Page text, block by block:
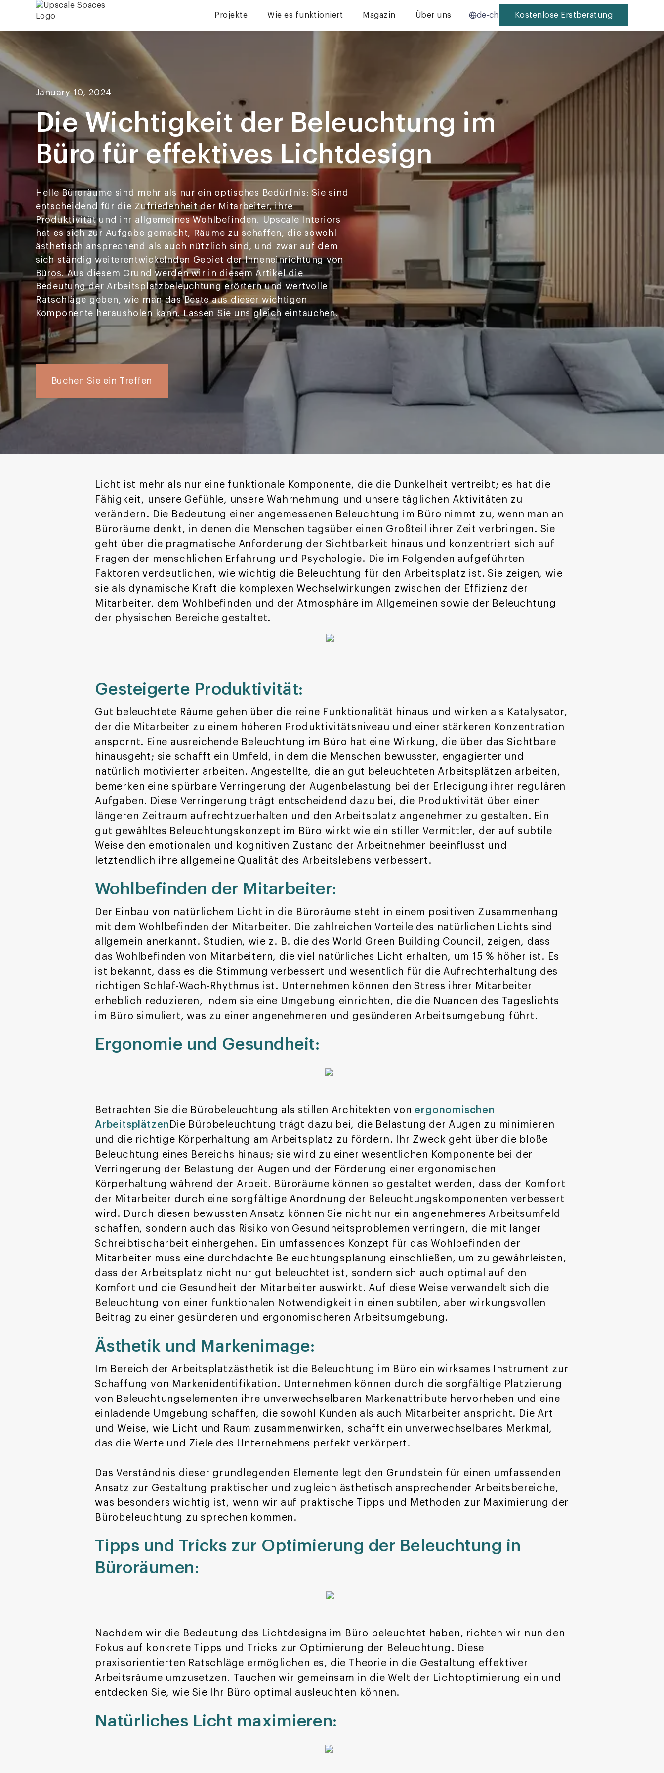
Projekte Wie es funktioniert Magazin Über uns de-ch Kostenlose Erstberatung
January 10, 2024
Die Wichtigkeit der Beleuchtung im
Büro für effektives Lichtdesign
Helle Büroräume sind mehr als nur ein optisches Bedürfnis: Sie sind
entscheidend für die Zufriedenheit der Mitarbeiter, ihre
Produktivität und ihr allgemeines Wohlbefinden. Upscale Interiors
hat es sich zur Aufgabe gemacht, Räume zu schaffen, die sowohl
ästhetisch ansprechend als auch nützlich sind, und zwar auf dem
sich ständig weiterentwickelnden Gebiet der Inneneinrichtung von
Büros. Aus diesem Grund werden wir in diesem Artikel die
Bedeutung der Arbeitsplatzbeleuchtung erörtern und wertvolle
Ratschläge geben, wie man das Beste aus dieser wichtigen
Komponente herausholen kann. Lassen Sie uns gleich eintauchen.
Buchen Sie ein Treffen
Licht ist mehr als nur eine funktionale Komponente, die die Dunkelheit vertreibt; es hat die
Fähigkeit, unsere Gefühle, unsere Wahrnehmung und unsere täglichen Aktivitäten zu
verändern. Die Bedeutung einer angemessenen Beleuchtung im Büro nimmt zu, wenn man an
Büroräume denkt, in denen die Menschen tagsüber einen Großteil ihrer Zeit verbringen. Sie
geht über die pragmatische Anforderung der Sichtbarkeit hinaus und konzentriert sich auf
Fragen der menschlichen Erfahrung und Psychologie. Die im Folgenden aufgeführten
Faktoren verdeutlichen, wie wichtig die Beleuchtung für den Arbeitsplatz ist. Sie zeigen, wie
sie als dynamische Kraft die komplexen Wechselwirkungen zwischen der Effizienz der
Mitarbeiter, dem Wohlbefinden und der Atmosphäre im Allgemeinen sowie der Beleuchtung
der physischen Bereiche gestaltet.
Gesteigerte Produktivität:
Gut beleuchtete Räume gehen über die reine Funktionalität hinaus und wirken als Katalysator,
der die Mitarbeiter zu einem höheren Produktivitätsniveau und einer stärkeren Konzentration
anspornt. Eine ausreichende Beleuchtung im Büro hat eine Wirkung, die über das Sichtbare
hinausgeht; sie schafft ein Umfeld, in dem die Menschen bewusster, engagierter und
natürlich motivierter arbeiten. Angestellte, die an gut beleuchteten Arbeitsplätzen arbeiten,
bemerken eine spürbare Verringerung der Augenbelastung bei der Erledigung ihrer regulären
Aufgaben. Diese Verringerung trägt entscheidend dazu bei, die Produktivität über einen
längeren Zeitraum aufrechtzuerhalten und den Arbeitsplatz angenehmer zu gestalten. Ein
gut gewähltes Beleuchtungskonzept im Büro wirkt wie ein stiller Vermittler, der auf subtile
Weise den emotionalen und kognitiven Zustand der Arbeitnehmer beeinflusst und
letztendlich ihre allgemeine Qualität des Arbeitslebens verbessert.
Wohlbefinden der Mitarbeiter:
Der Einbau von natürlichem Licht in die Büroräume steht in einem positiven Zusammenhang
mit dem Wohlbefinden der Mitarbeiter. Die zahlreichen Vorteile des natürlichen Lichts sind
allgemein anerkannt. Studien, wie z. B. die des World Green Building Council, zeigen, dass
das Wohlbefinden von Mitarbeitern, die viel natürliches Licht erhalten, um 15 % höher ist. Es
ist bekannt, dass es die Stimmung verbessert und wesentlich für die Aufrechterhaltung des
richtigen Schlaf-Wach-Rhythmus ist. Unternehmen können den Stress ihrer Mitarbeiter
erheblich reduzieren, indem sie eine Umgebung einrichten, die die Nuancen des Tageslichts
im Büro simuliert, was zu einer angenehmeren und gesünderen Arbeitsumgebung führt.
Ergonomie und Gesundheit:
Betrachten Sie die Bürobeleuchtung als stillen Architekten von ergonomischen
Arbeitsplätzen Die Bürobeleuchtung trägt dazu bei, die Belastung der Augen zu minimieren
und die richtige Körperhaltung am Arbeitsplatz zu fördern. Ihr Zweck geht über die bloße
Beleuchtung eines Bereichs hinaus; sie wird zu einer wesentlichen Komponente bei der
Verringerung der Belastung der Augen und der Förderung einer ergonomischen
Körperhaltung während der Arbeit. Büroräume können so gestaltet werden, dass der Komfort
der Mitarbeiter durch eine sorgfältige Anordnung der Beleuchtungskomponenten verbessert
wird. Durch diesen bewussten Ansatz können Sie nicht nur ein angenehmeres Arbeitsumfeld
schaffen, sondern auch das Risiko von Gesundheitsproblemen verringern, die mit langer
Schreibtischarbeit einhergehen. Ein umfassendes Konzept für das Wohlbefinden der
Mitarbeiter muss eine durchdachte Beleuchtungsplanung einschließen, um zu gewährleisten,
dass der Arbeitsplatz nicht nur gut beleuchtet ist, sondern sich auch optimal auf den
Komfort und die Gesundheit der Mitarbeiter auswirkt. Auf diese Weise verwandelt sich die
Beleuchtung von einer funktionalen Notwendigkeit in einen subtilen, aber wirkungsvollen
Beitrag zu einer gesünderen und ergonomischeren Arbeitsumgebung.
Ästhetik und Markenimage:
Im Bereich der Arbeitsplatzästhetik ist die Beleuchtung im Büro ein wirksames Instrument zur
Schaffung von Markenidentifikation. Unternehmen können durch die sorgfältige Platzierung
von Beleuchtungselementen ihre unverwechselbaren Markenattribute hervorheben und eine
einladende Umgebung schaffen, die sowohl Kunden als auch Mitarbeiter anspricht. Die Art
und Weise, wie Licht und Raum zusammenwirken, schafft ein unverwechselbares Merkmal,
das die Werte und Ziele des Unternehmens perfekt verkörpert.
Das Verständnis dieser grundlegenden Elemente legt den Grundstein für einen umfassenden
Ansatz zur Gestaltung praktischer und zugleich ästhetisch ansprechender Arbeitsbereiche,
was besonders wichtig ist, wenn wir auf praktische Tipps und Methoden zur Maximierung der
Bürobeleuchtung zu sprechen kommen.
Tipps und Tricks zur Optimierung der Beleuchtung in
Büroräumen:
Nachdem wir die Bedeutung des Lichtdesigns im Büro beleuchtet haben, richten wir nun den
Fokus auf konkrete Tipps und Tricks zur Optimierung der Beleuchtung. Diese
praxisorientierten Ratschläge ermöglichen es, die Theorie in die Gestaltung effektiver
Arbeitsräume umzusetzen. Tauchen wir gemeinsam in die Welt der Lichtoptimierung ein und
entdecken Sie, wie Sie Ihr Büro optimal ausleuchten können.
Natürliches Licht maximieren: